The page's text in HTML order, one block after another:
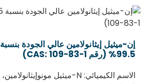
إن-ميثيل إيثانولامين عالي الجودة بنسبة
99.5% (رقم CAS: 109-83-1)
الاسم الكيميائي: N-ميثيل مونوإيثانولامين،